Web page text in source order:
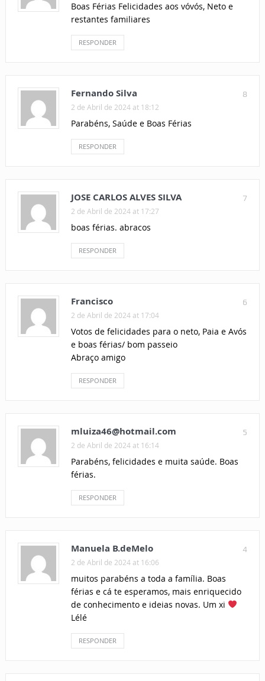
Boas Férias Felicidades aos vóvós, Neto e
restantes familiares
RESPONDER
8
Fernando Silva
2 de Abril de 2024 at 18:12
Parabéns, Saúde e Boas Férias
RESPONDER
7
JOSE CARLOS ALVES SILVA
2 de Abril de 2024 at 17:27
boas férias. abracos
RESPONDER
6
Francisco
2 de Abril de 2024 at 17:04
Votos de felicidades para o neto, Paia e Avós
e boas férias/ bom passeio
Abraço amigo
RESPONDER
5
mluiza46@hotmail.com
2 de Abril de 2024 at 16:14
Parabéns, felicidades e muita saúde. Boas
férias.
RESPONDER
4
Manuela B.deMelo
2 de Abril de 2024 at 16:06
muitos parabéns a toda a família. Boas
férias e cá te esperamos, mais enriquecido
de conhecimento e ideias novas. Um xi
Lélé
RESPONDER